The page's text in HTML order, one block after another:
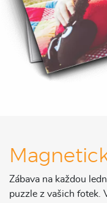
Zábava na každou
puzzle z vašich fotek.